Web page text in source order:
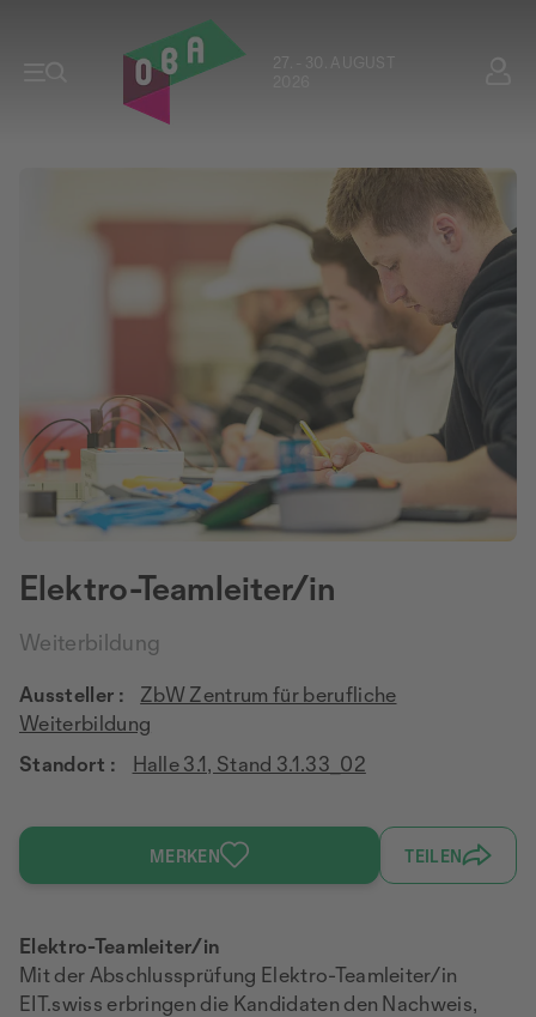
27. - 30. AUGUST
Elektro-Teamleiter/in
Weiterbildung
Aussteller :
ZbW Zentrum für berufliche
Weiterbildung
Standort :
Halle 3.1, Stand 3.1.33_02
MERKEN TEILEN
Elektro-Teamleiter/in
Mit der Abschlussprüfung Elektro-Teamleiter/in
EIT.swiss erbringen die Kandidaten den Nachweis,